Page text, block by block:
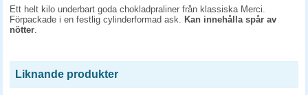
Ett helt kilo underbart goda chokladpraliner från klassiska Merci.
Förpackade i en festlig cylinderformad ask. Kan innehålla spår av
nötter.
Liknande produkter